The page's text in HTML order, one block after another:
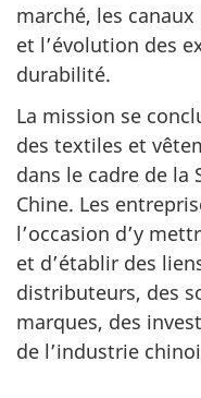
marché, les
et l’évolution des
durabilité.
La mission se
des textiles et
dans le cadre de la
Chine. Les
l’occasion d’y
et d’établir des
distributeurs, des
marques, des
de l’industrie